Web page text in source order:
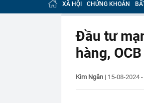
XÃ HỘI CHỨNG KHOÁN
Đầu tư
hàng,
Kim Ngân | 15-08-2024